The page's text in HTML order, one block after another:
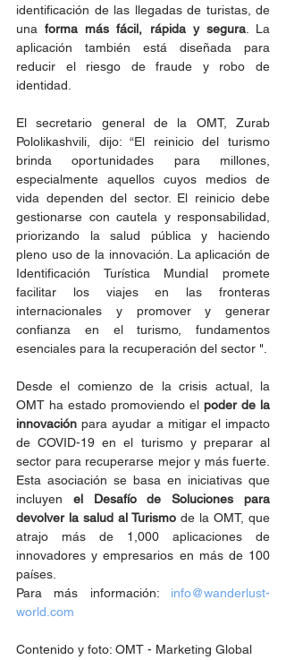
identificación de las llegadas de turistas, de
una forma más fácil, rápida y segura. La
aplicación también está diseñada para
reducir el riesgo de fraude y robo de
identidad.
El secretario general de la OMT, Zurab
Pololikashvili, dijo: “El reinicio del turismo
brinda oportunidades para millones,
especialmente aquellos cuyos medios de
vida dependen del sector. El reinicio debe
gestionarse con cautela y responsabilidad,
priorizando la salud pública y haciendo
pleno uso de la innovación. La aplicación de
Identificación Turística Mundial promete
facilitar los viajes en las fronteras
internacionales y promover y generar
confianza en el turismo, fundamentos
esenciales para la recuperación del sector ".
Desde el comienzo de la crisis actual, la
OMT ha estado promoviendo el poder de la
innovación para ayudar a mitigar el impacto
de COVID-19 en el turismo y preparar al
sector para recuperarse mejor y más fuerte.
Esta asociación se basa en iniciativas que
incluyen el Desafío de Soluciones para
devolver la salud al Turismo de la OMT, que
atrajo más de 1,000 aplicaciones de
innovadores y empresarios en más de 100
países.
Para más información: info@wanderlust-
world.com
Contenido y foto: OMT - Marketing Global